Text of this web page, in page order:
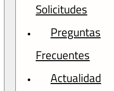
Solicitudes
Preguntas
Frecuentes
Actualidad